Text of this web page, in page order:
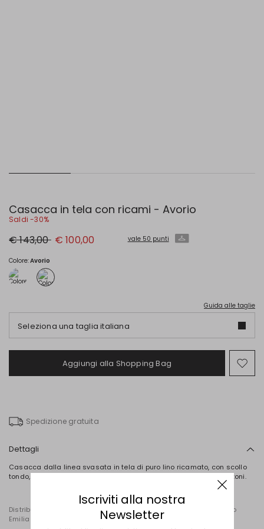
Casacca in tela con ricami - Avorio
Saldi -30%
Prezzo
originale
143,00
€ 143,00 Nuovo
prezzo
€ 100,00 vale 50 punti
Colore:Avorio
Guida alle taglie
Seleziona una taglia italiana
Aggiungi alla Shopping Bag
Spedizione gratuita
Dettagli
Casacca dalla linea svasata in tela di puro lino ricamato, con scollo
tondo, maniche a tre quarti e tasche applicate. Chiusura con bottoni.
Distribuito da Diffusione Tessile S.r.l., con sede in Cavriago, Reggio
Emilia (Italia), Via Santi n. 8, 42025
Iscriviti alla nostra
Newsletter